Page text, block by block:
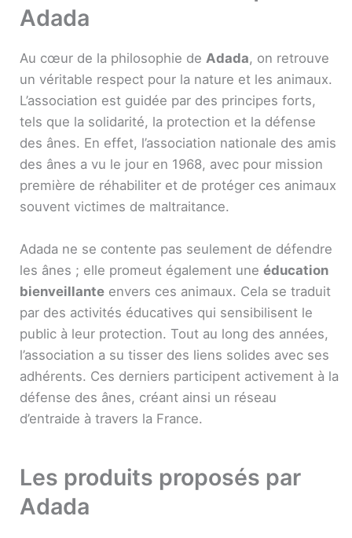
Adada
Au cœur de la philosophie de Adada, on retrouve
un véritable respect pour la nature et les animaux.
L’association est guidée par des principes forts,
tels que la solidarité, la protection et la défense
des ânes. En effet, l’association nationale des amis
des ânes a vu le jour en 1968, avec pour mission
première de réhabiliter et de protéger ces animaux
souvent victimes de maltraitance.
Adada ne se contente pas seulement de défendre
les ânes ; elle promeut également une éducation
bienveillante envers ces animaux. Cela se traduit
par des activités éducatives qui sensibilisent le
public à leur protection. Tout au long des années,
l’association a su tisser des liens solides avec ses
adhérents. Ces derniers participent activement à la
défense des ânes, créant ainsi un réseau
d’entraide à travers la France.
Les produits proposés par
Adada